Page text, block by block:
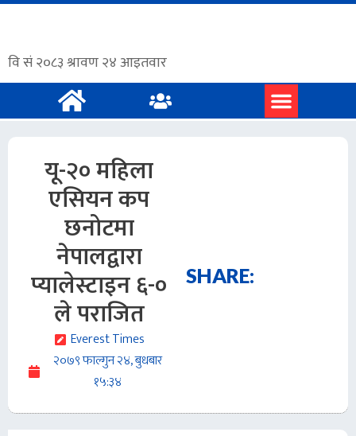
यू-२० महिला
एसियन कप
छनोटमा
नेपालद्वारा
प्यालेस्टाइन ६-०
ले पराजित
Everest Times
२०७९ फाल्गुन २४, बुधबार
१५:३४
SHARE: